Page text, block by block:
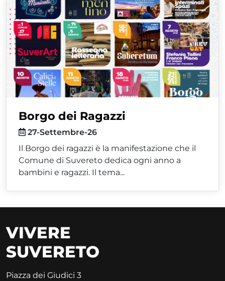
Borgo dei Ragazzi
27-Settembre-26
Il Borgo dei ragazzi è la manifestazione che il
Comune di Suvereto dedica ogni anno a
bambini e ragazzi. Il tema...
VIVERE
SUVERETO
Piazza dei Giudici 3